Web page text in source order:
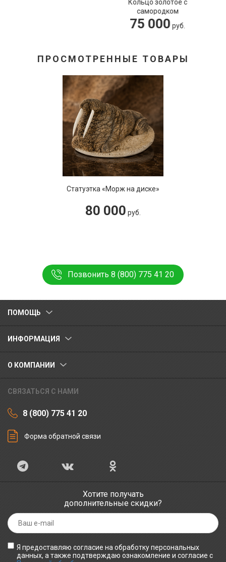
Кольцо золотое с
самородком
75 000руб.
ПРОСМОТРЕННЫЕ ТОВАРЫ
Статуэтка «Морж на диске»
80 000 руб.
Позвонить 8 (800) 775 41 20
ПОМОЩЬ
ИНФОРМАЦИЯ
О КОМПАНИИ
СВЯЗАТЬСЯ С НАМИ
8 (800) 775 41 20
Форма обратной связи
Хотите получать
дополнительные скидки?
Я предоставляю согласие на обработку персональных
данных, а также подтверждаю ознакомление и согласие с